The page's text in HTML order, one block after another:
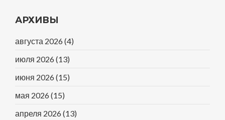
АРХИВЫ
августа 2026 (4)
июля 2026 (13)
июня 2026 (15)
мая 2026 (15)
апреля 2026 (13)